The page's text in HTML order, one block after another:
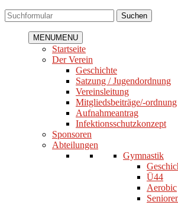
Suchen
MENUMENU
Startseite
Der Verein
Geschichte
Satzung / Jugendordnung
Vereinsleitung
Mitgliedsbeiträge/-ordnung
Aufnahmeantrag
Infektionsschutzkonzept
Sponsoren
Abteilungen
Gymnastik
Ü44
Aerobic